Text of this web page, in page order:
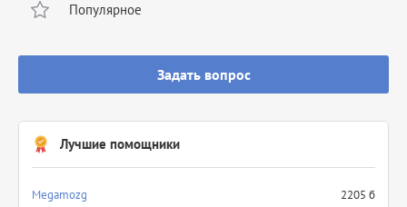
Популярное
Задать вопрос
Лучшие помощники
Megamozg
2205 б